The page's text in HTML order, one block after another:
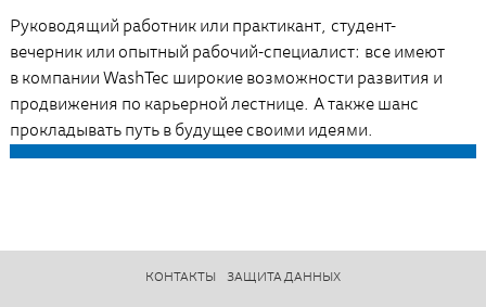
Руководящий работник или практикант, студент-
вечерник или опытный рабочий-специалист: все имеют
в компании WashTec широкие возможности развития и
продвижения по карьерной лестнице. А также шанс
прокладывать путь в будущее своими идеями.
КОНТАКТЫ ЗАЩИТА ДАННЫХ